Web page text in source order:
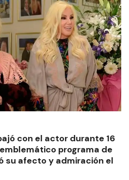
con el actor durante 16
programa de
su afecto y admiración el